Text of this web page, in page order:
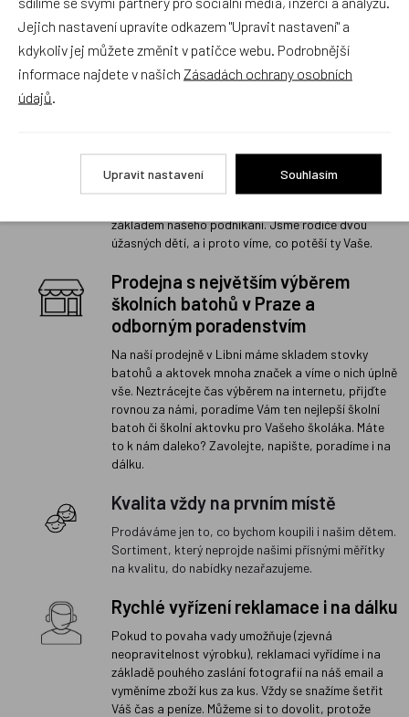
tradicí
základem našeho podnikání. Jsme rodiče dvou
úžasných dětí, a i proto víme, co potěší ty Vaše.
Prodejna s největším výběrem
školních batohů v Praze a
odborným poradenstvím
Na naší prodejně v Libni máme skladem stovky
batohů a aktovek mnoha značek a víme o nich úplně
vše. Neztrácejte čas výběrem na internetu, přijďte
rovnou za námi, poradíme Vám ten nejlepší školní
batoh či školní aktovku pro Vašeho školáka. Máte
to k nám daleko? Zavolejte, napište, poradíme i na
dálku.
Kvalita vždy na prvním místě
Prodáváme jen to, co bychom koupili i našim dětem.
Sortiment, který neprojde našimi přísnými měřítky
na kvalitu, do nabídky nezařazujeme.
Rychlé vyřízení reklamace i na dálku
Pokud to povaha vady umožňuje (zjevná
neopravitelnost výrobku), reklamaci vyřídíme i na
základě pouhého zaslání fotografií na náš email a
vyměníme zboží kus za kus. Vždy se snažíme šetřit
Váš čas a peníze. Můžeme si to dovolit, protože
Jejich nastavení upravíte odkazem "Upravit nastavení" a
kdykoliv jej můžete změnit v patičce webu. Podrobnější
informace najdete v našich Zásadách ochrany osobních
údajů
Upravit nastavení Souhlasím